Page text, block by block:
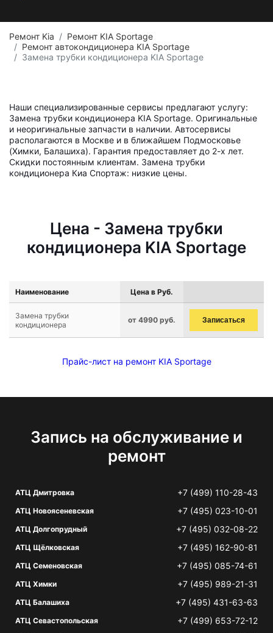
Ремонт Kia
Ремонт KIA Sportage
Ремонт автокондиционера KIA Sportage
Замена трубки кондиционера KIA Sportage
Наши специализированные сервисы предлагают услугу:
Замена трубки кондиционера KIA Sportage. Оригинальные
и неоригинальные запчасти в наличии. Автосервисы
располагаются в Москве и в ближайшем Подмосковье
(Химки, Балашиха). Гарантия предоставляет до 2-х лет.
Скидки постоянным клиентам. Замена трубки
кондиционера Киа Спортаж: низкие цены.
Цена - Замена трубки
кондиционера KIA Sportage
Наименование Цена в Руб.
Замена трубки
кондиционера
от 4990 руб. Записаться
Прайс-лист на ремонт KIA Sportage
Запись на обслуживание и
ремонт
АТЦ Дмитровка +7 (499) 110-28-43
АТЦ Новоясеневская +7 (495) 023-10-01
АТЦ Долгопрудный +7 (495) 032-08-22
АТЦ Щёлковская +7 (495) 162-90-81
АТЦ Семеновская +7 (495) 085-74-61
АТЦ Химки +7 (495) 989-21-31
АТЦ Балашиха +7 (495) 431-63-63
АТЦ Севастопольская +7 (499) 653-72-12